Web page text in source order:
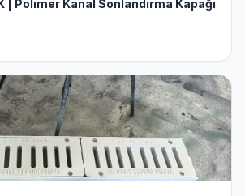
| Polimer Kanal Sonlandırma Kapağı